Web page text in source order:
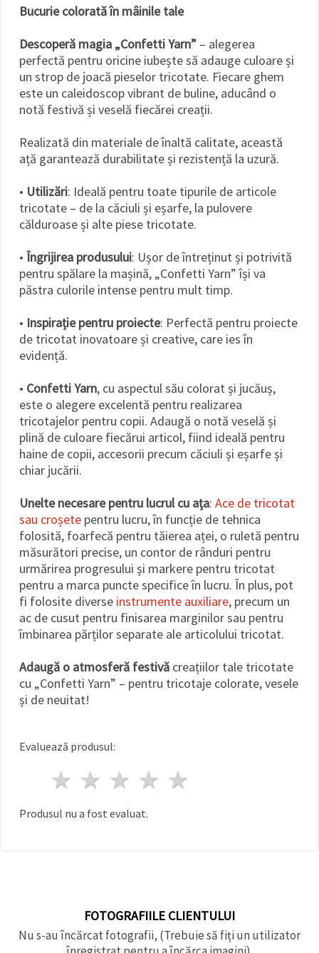
Bucurie colorată în mâinile tale
Descoperă magia „Confetti Yarn” – alegerea
perfectă pentru oricine iubește să adauge culoare și
un strop de joacă pieselor tricotate. Fiecare ghem
este un caleidoscop vibrant de buline, aducând o
notă festivă și veselă fiecărei creații.
Realizată din materiale de înaltă calitate, această
ață garantează durabilitate și rezistență la uzură.
• Utilizări: Ideală pentru toate tipurile de articole
tricotate – de la căciuli și eșarfe, la pulovere
călduroase și alte piese tricotate.
• Îngrijirea produsului: Ușor de întreținut și potrivită
pentru spălare la mașină, „Confetti Yarn” își va
păstra culorile intense pentru mult timp.
• Inspirație pentru proiecte: Perfectă pentru proiecte
de tricotat inovatoare și creative, care ies în
evidență.
• Confetti Yarn, cu aspectul său colorat și jucăuș,
este o alegere excelentă pentru realizarea
tricotajelor pentru copii. Adaugă o notă veselă și
plină de culoare fiecărui articol, fiind ideală pentru
haine de copii, accesorii precum căciuli și eșarfe și
chiar jucării.
Unelte necesare pentru lucrul cu ața: Ace de tricotat
sau croșete pentru lucru, în funcție de tehnica
folosită, foarfecă pentru tăierea aței, o ruletă pentru
măsurători precise, un contor de rânduri pentru
urmărirea progresului și markere pentru tricotat
pentru a marca puncte specifice în lucru. În plus, pot
fi folosite diverse instrumente auxiliare, precum un
ac de cusut pentru finisarea marginilor sau pentru
îmbinarea părților separate ale articolului tricotat.
Adaugă o atmosferă festivă creațiilor tale tricotate
cu „Confetti Yarn” – pentru tricotaje colorate, vesele
și de neuitat!
Evaluează produsul:
4 stele
3 stele
2 stele
1 stea
Produsul nu a fost evaluat.
FOTOGRAFIILE CLIENTULUI
Nu s-au încărcat fotografii, (Trebuie să fiți un utilizator